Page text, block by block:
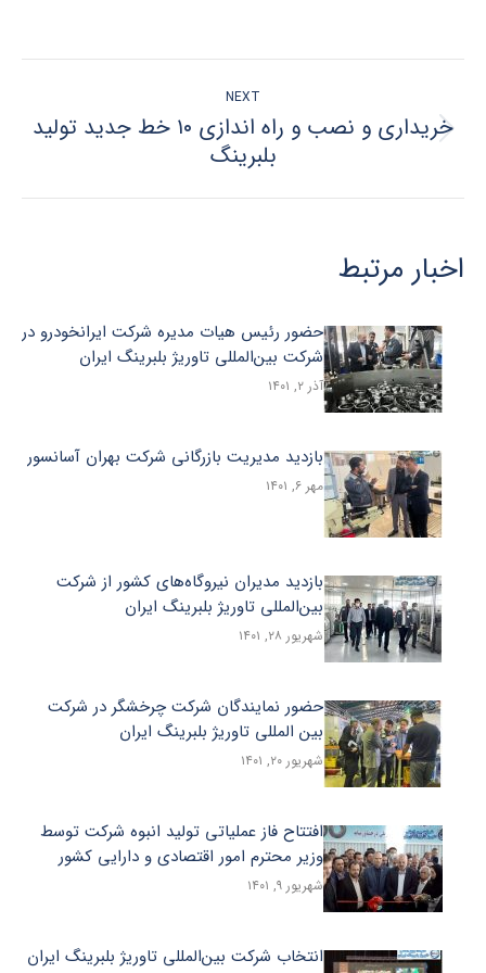
Facebook
Twitter
Pinterest
LinkedIn
POST
NAVIGATION
NEXT
Next
post:
خریداری و نصب و راه اندازی ۱۰ خط جدید تولید
بلبرینگ
اخبار مرتبط
حضور رئیس هیات مدیره شرکت ایرانخودرو در
شرکت بین‌المللی تاوریژ بلبرینگ ایران
آذر ۲, ۱۴۰۱
بازدید مدیریت بازرگانی شرکت بهران آسانسور
مهر ۶, ۱۴۰۱
بازدید مدیران نیروگاه‌های کشور از شرکت
بین‌المللی تاوریژ بلبرینگ ایران
شهریور ۲۸, ۱۴۰۱
حضور نمایندگان شرکت چرخشگر در شرکت
بین المللی تاوریژ بلبرینگ ایران
شهریور ۲۰, ۱۴۰۱
افتتاح فاز عملیاتی تولید انبوه شرکت توسط
وزیر محترم امور اقتصادی و دارایی کشور
شهریور ۹, ۱۴۰۱
انتخاب شرکت بین‌المللی تاوریژ بلبرینگ ایران